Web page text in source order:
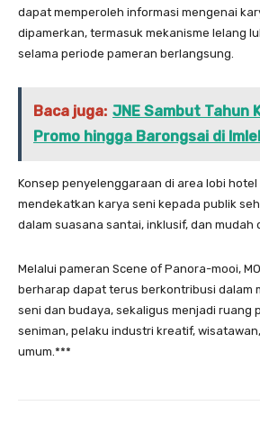
dapat memperoleh informasi mengenai
dipamerkan, termasuk mekanisme lelang
selama periode pameran berlangsung.
Baca juga: JNE Sambut Tahun
Promo hingga Barongsai di
Konsep penyelenggaraan di area lobi
mendekatkan karya seni kepada publik
dalam suasana santai, inklusif, dan mudah
Melalui pameran Scene of Panora-mooi,
berharap dapat terus berkontribusi dalam
seni dan budaya, sekaligus menjadi ruang
seniman, pelaku industri kreatif,
umum.***